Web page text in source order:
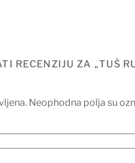
RECENZIJU ZA „TUŠ
Neophodna polja su